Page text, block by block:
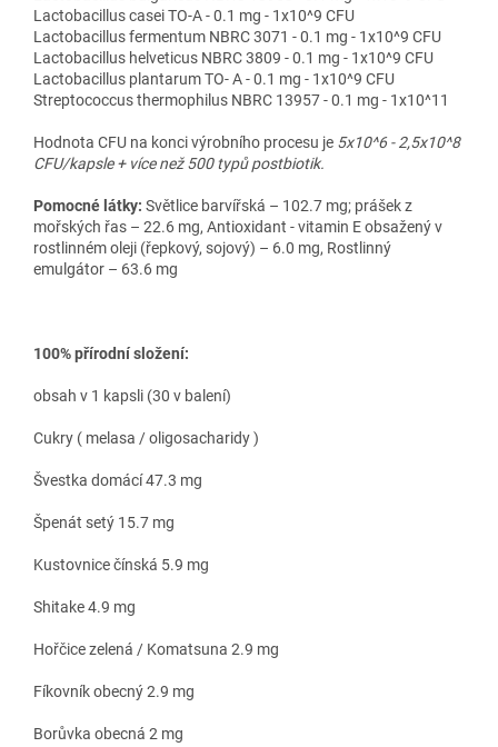
Lactobacillus casei TO-A - 0.1 mg - 1x10^9 CFU
Lactobacillus fermentum NBRC 3071 - 0.1 mg - 1x10^9 CFU
Lactobacillus helveticus NBRC 3809 - 0.1 mg - 1x10^9 CFU
Lactobacillus plantarum TO- A - 0.1 mg - 1x10^9 CFU
Streptococcus thermophilus NBRC 13957 - 0.1 mg - 1x10^11
Hodnota CFU na konci výrobního procesu je 5x10^6 - 2,5x10^8
CFU/kapsle + více než 500 typů postbiotik.
Pomocné látky: Světlice barvířská – 102.7 mg; prášek z
mořských řas – 22.6 mg, Antioxidant - vitamin E obsažený v
rostlinném oleji (řepkový, sojový) – 6.0 mg, Rostlinný
emulgátor – 63.6 mg
100% přírodní složení:
obsah v 1 kapsli (30 v balení)
Cukry ( melasa / oligosacharidy )
Švestka domácí 47.3 mg
Špenát setý 15.7 mg
Kustovnice čínská 5.9 mg
Shitake 4.9 mg
Hořčice zelená / Komatsuna 2.9 mg
Fíkovník obecný 2.9 mg
Borůvka obecná 2 mg